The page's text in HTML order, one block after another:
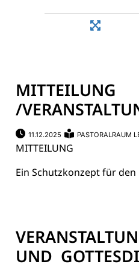
MITTEILUNG
/
11.12.2025 PASTORALRAUM
MITTEILUNG
Ein Schutzkonzept für
UND